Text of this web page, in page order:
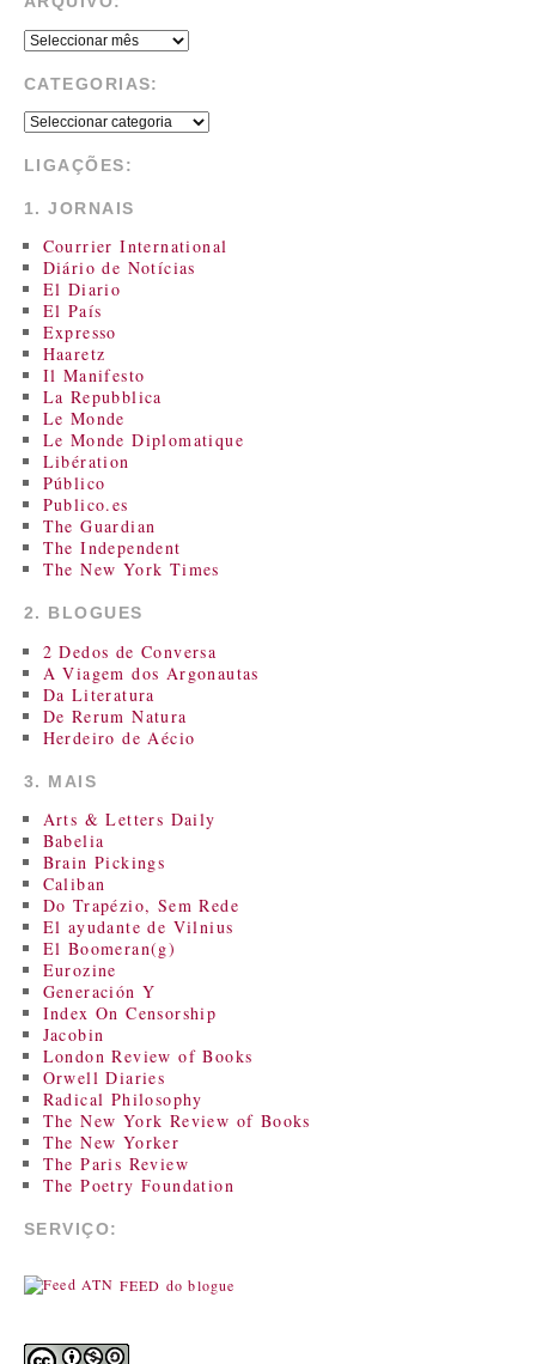
CATEGORIAS:
LIGAÇÕES:
1. JORNAIS
Courrier International
Diário de Notícias
El Diario
El País
Expresso
Haaretz
Il Manifesto
La Repubblica
Le Monde
Le Monde Diplomatique
Libération
Público
Publico.es
The Guardian
The Independent
The New York Times
2. BLOGUES
2 Dedos de Conversa
A Viagem dos Argonautas
Da Literatura
De Rerum Natura
Herdeiro de Aécio
3. MAIS
Arts & Letters Daily
Babelia
Brain Pickings
Caliban
Do Trapézio, Sem Rede
El ayudante de Vilnius
El Boomeran(g)
Eurozine
Generación Y
Index On Censorship
Jacobin
London Review of Books
Orwell Diaries
Radical Philosophy
The New York Review of Books
The New Yorker
The Paris Review
The Poetry Foundation
SERVIÇO:
FEED do blogue